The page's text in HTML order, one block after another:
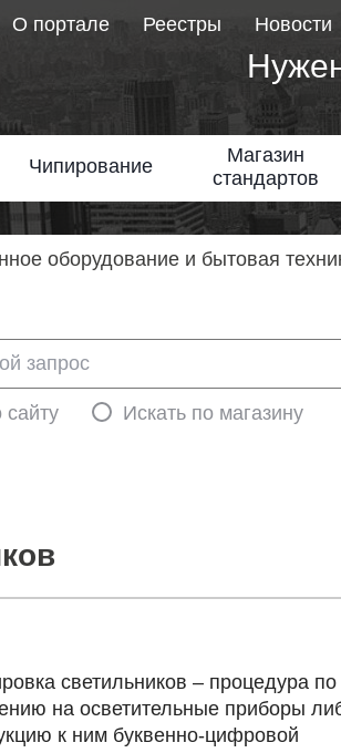
О портале Реестры Новости
Чипирование
Магазин
стандартов
оборудование и бытовая
сайту Искать по магазину
светильников ‒ процедура по
на осветительные приборы
к ним буквенно-цифровой